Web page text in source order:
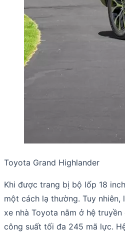
Toyota Grand Highlander
Khi được trang bị bộ lốp 18
một cách lạ thường. Tuy
xe nhà Toyota nằm ở hệ
công suất tối đa 245 mã lực.